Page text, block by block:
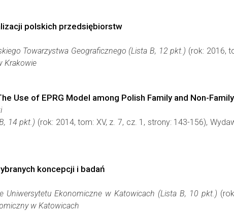
polskich przedsiębiorstw
Towarzystwa Geograficznego (Lista B, 12 pkt.) (rok: 2016,
Krakowie
Use of EPRG Model among Polish Family and Non-
14 pkt.) (rok: 2014, tom: XV, z. 7, cz. 1, strony: 143-156),
koncepcji i badań
Uniwersytetu Ekonomiczne w Katowicach (Lista B, 10 pkt.)
w Katowicach